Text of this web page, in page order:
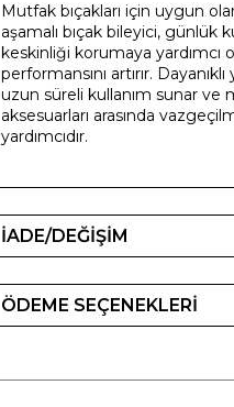
Mutfak bıçakları için uygun
aşamalı bıçak bileyici, günlük
keskinliği korumaya yardımcı
performansını artırır. Dayanıklı
uzun süreli kullanım sunar ve
aksesuarları arasında
yardımcıdır.
İADE/DEĞİŞİM
ÖDEME SEÇENEKLERİ